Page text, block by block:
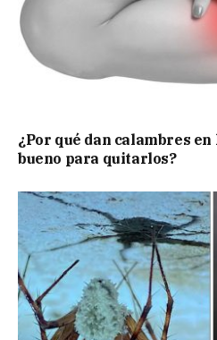
¿Por qué dan calambres
bueno para quitarlos?